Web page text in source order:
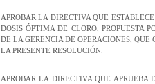
APROBAR LA DIRECTIVA QUE
DOSIS ÓPTIMA DE CLORO, PROPUESTA
DE LA GERENCIA DE OPERACIONES,
LA PRESENTE RESOLUCIÓN.
APROBAR LA DIRECTIVA QUE APRUEBA